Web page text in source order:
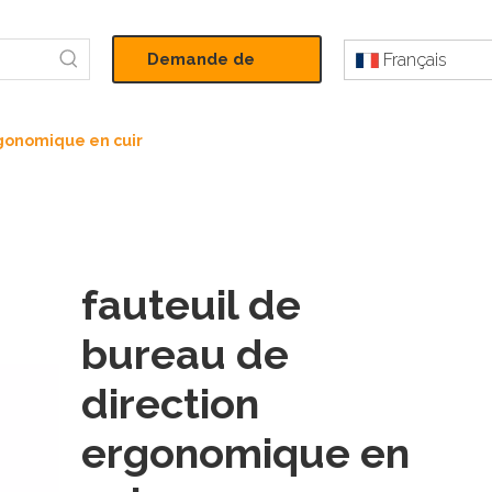
Demande de Français
en cuir
fauteuil de
bureau de
direction
ergonomique en